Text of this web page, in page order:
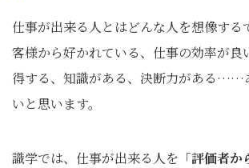
仕事が出来る人とはどんな人を想像す
客様から好かれている、仕事の効率が良
得する、知識がある、決断力がある……
いと思います。
識学では、仕事が出来る人を「評価者か